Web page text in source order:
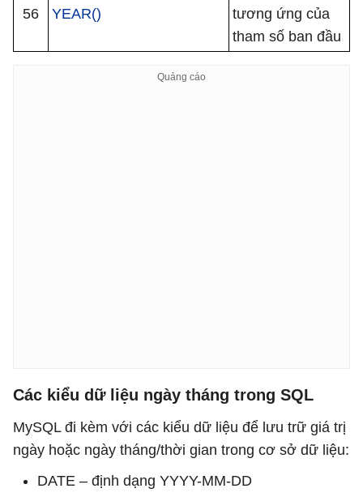
56 YEAR()
tương ứng của
tham số ban đầu
Các kiểu dữ liệu ngày tháng trong SQL
MySQL đi kèm với các kiểu dữ liệu để lưu trữ giá trị
ngày hoặc ngày tháng/thời gian trong cơ sở dữ liệu:
DATE – định dạng YYYY-MM-DD